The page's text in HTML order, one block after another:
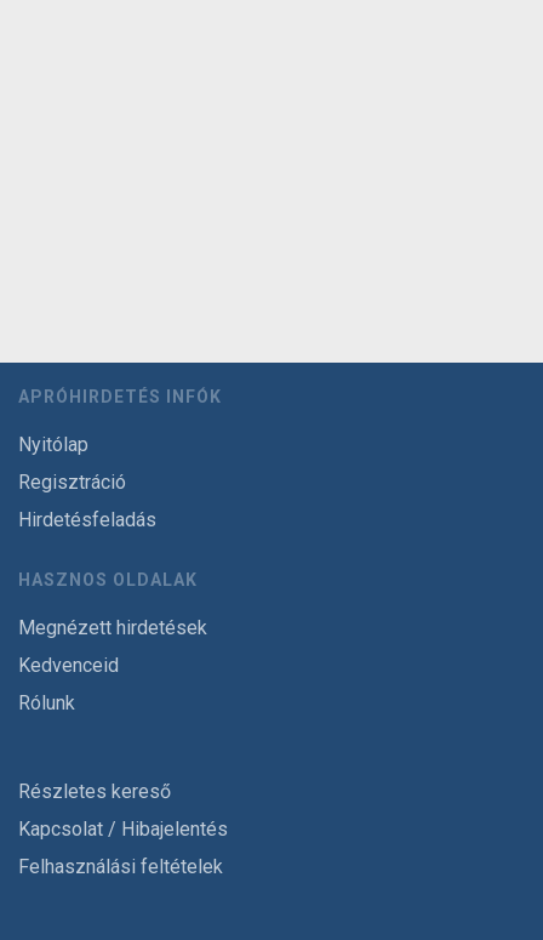
APRÓHIRDETÉS INFÓK
Nyitólap
Regisztráció
Hirdetésfeladás
HASZNOS OLDALAK
Megnézett hirdetések
Kedvenceid
Rólunk
Részletes kereső
Kapcsolat / Hibajelentés
Felhasználási feltételek